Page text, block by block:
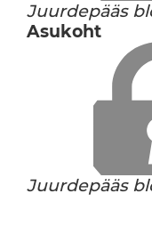
Juurdepääs
Asukoht
Juurdepääs